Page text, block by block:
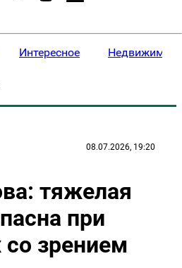
Интересное
08.07.2026, 19:20
тяжелая
при
зрением